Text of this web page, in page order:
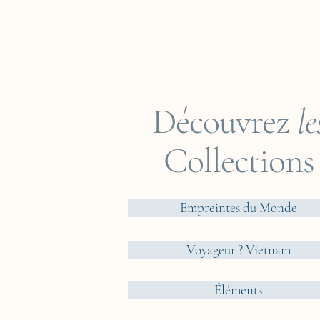
Découvrez
Collections
Empreintes du Monde
Voyageur ? Vietnam
Éléments